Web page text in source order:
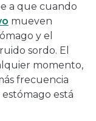
a que cuando
mueven
y el
sordo. El
momento,
frecuencia
está